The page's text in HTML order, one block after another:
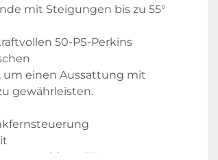
mit Steigungen bis zu 55°
50-PS-Perkins
um einen Aussattung mit
gewährleisten.
bis zu 55°